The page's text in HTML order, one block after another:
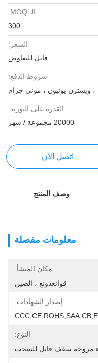
الـ MOQ:
300
السعر:
قابل للتفاوض
شروط الدفع:
القدرة على التوريد:
20000 مجموعة / شهر
اتصل الآن
وصف المنتج
معلومات مفصلة
مكان المنشأ:
قوانغدونغ ، الصين
إصدار الشهادات:
النوع:
مروحة سقف قابل للسحب